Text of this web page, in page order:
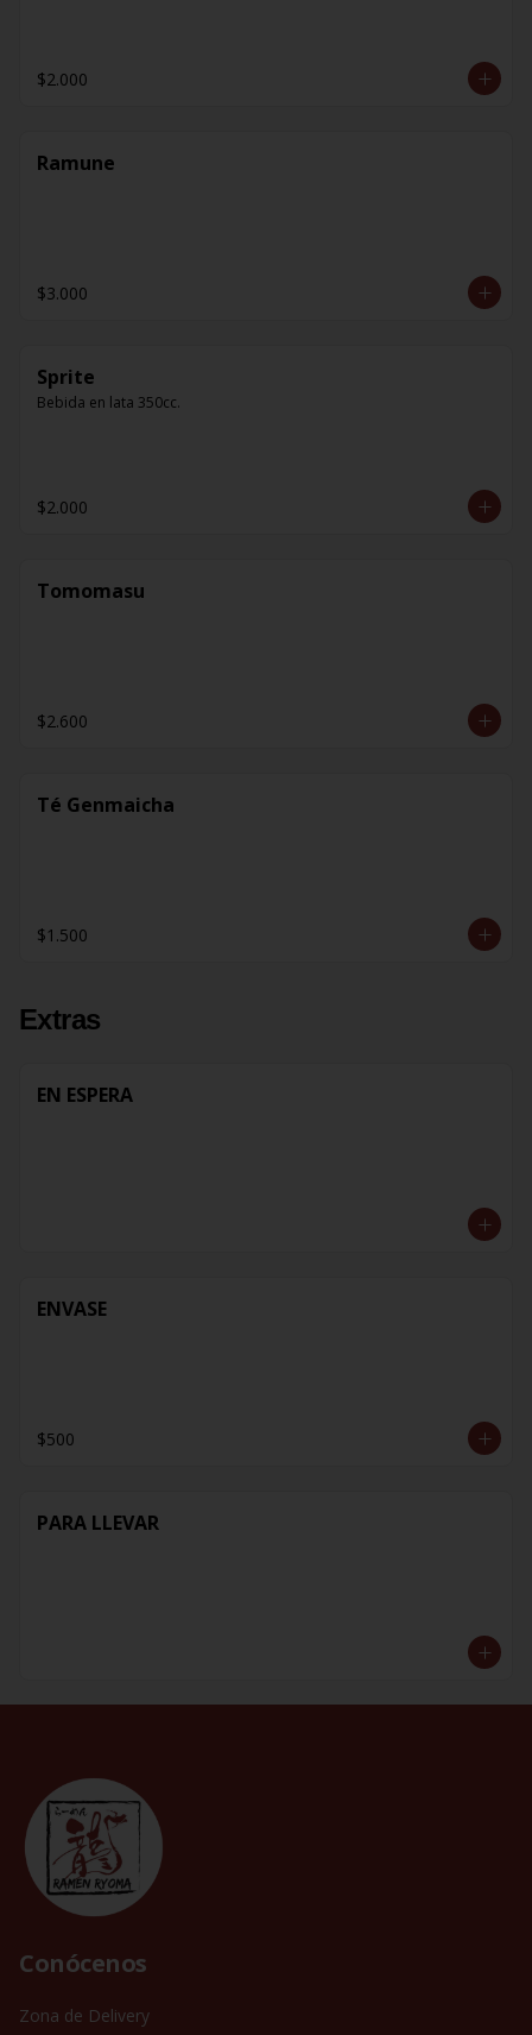
$2.000
Ramune
$3.000
Sprite
Bebida en lata 350cc.
$2.000
Tomomasu
$2.600
Té Genmaicha
$1.500
Extras
EN ESPERA
ENVASE
$500
PARA LLEVAR
Conócenos
Zona de Delivery